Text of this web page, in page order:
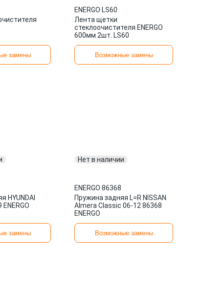
замены
ENERGO·LS60
Лента щетки
стеклоочистителя ENERGO
600мм 2шт. LS60
Возможные замены
HYUNDAI
замены
Нет в наличии
ENERGO·86368
Пружина задняя L=R NISSAN
Almera Classic 06-12 86368
ENERGO
Возможные замены